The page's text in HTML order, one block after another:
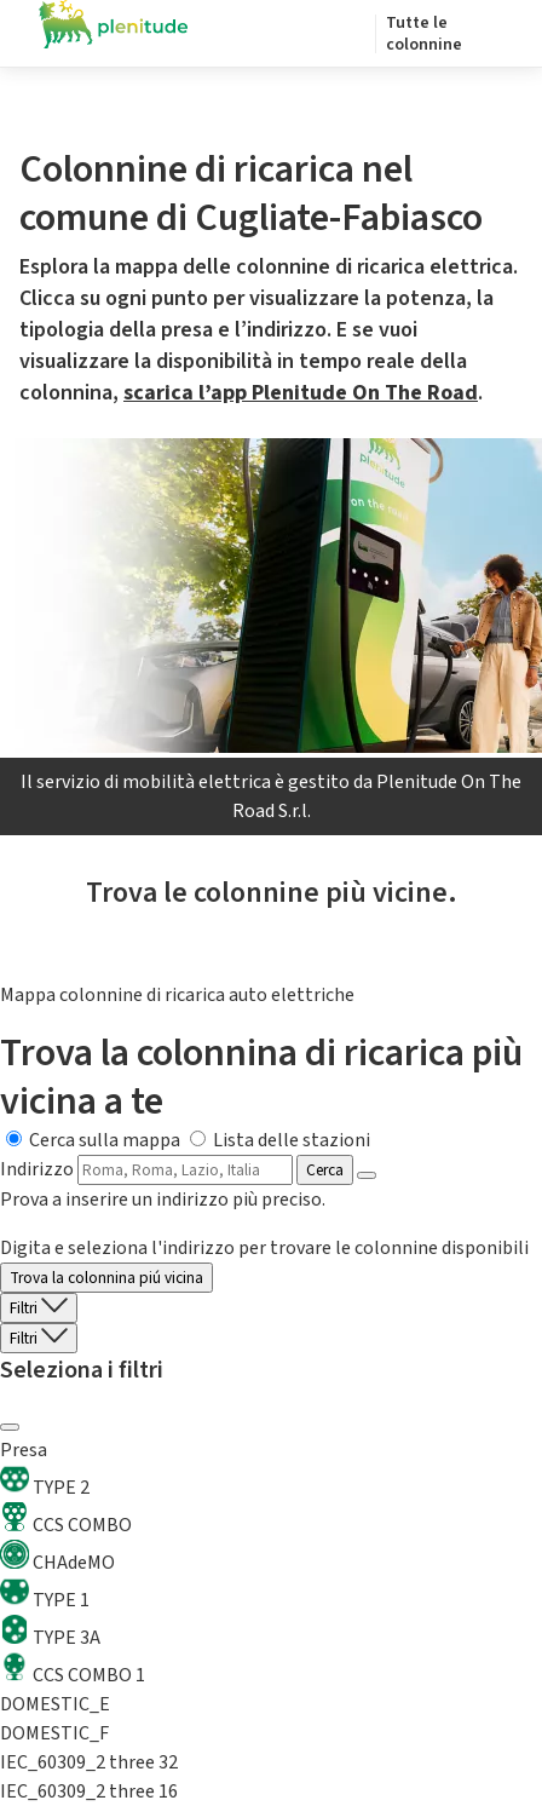
Tutte le
colonnine
Colonnine di ricarica nel
comune di Cugliate-Fabiasco
Esplora la mappa delle colonnine di ricarica elettrica.
Clicca su ogni punto per visualizzare la potenza, la
tipologia della presa e l’indirizzo. E se vuoi
visualizzare la disponibilità in tempo reale della
colonnina, scarica l’app Plenitude On The Road.
Il servizio di mobilità elettrica è gestito da Plenitude On The
Road S.r.l.
Trova le colonnine più vicine.
Mappa colonnine di ricarica auto elettriche
Trova la colonnina di ricarica più
vicina a te
Cerca sulla mappa
Lista delle stazioni
Indirizzo
Cerca
Prova a inserire un indirizzo più preciso.
Digita e seleziona l'indirizzo per trovare le colonnine disponibili
Trova la colonnina piú vicina
Filtri
Filtri
Seleziona i filtri
Presa
TYPE 2
CCS COMBO
CHAdeMO
TYPE 1
TYPE 3A
CCS COMBO 1
DOMESTIC_E
DOMESTIC_F
IEC_60309_2 three 32
IEC_60309_2 three 16